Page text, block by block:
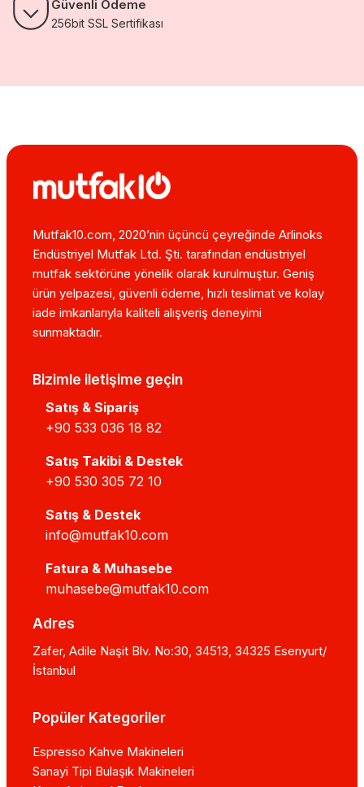
Güvenli Ödeme
256bit SSL Sertifikası
Mutfak10.com, 2020’nin üçüncü çeyreğinde Arlinoks
Endüstriyel Mutfak Ltd. Şti. tarafından endüstriyel
mutfak sektörüne yönelik olarak kurulmuştur. Geniş
ürün yelpazesi, güvenli ödeme, hızlı teslimat ve kolay
iade imkanlarıyla kaliteli alışveriş deneyimi
sunmaktadır.
Bizimle iletişime geçin
Satış & Sipariş
+90 533 036 18 82
Satış Takibi & Destek
+90 530 305 72 10
Satış & Destek
info@mutfak10.com
Fatura & Muhasebe
muhasebe@mutfak10.com
Adres
Zafer, Adile Naşit Blv. No:30, 34513, 34325 Esenyurt/
İstanbul
Popüler Kategoriler
Espresso Kahve Makineleri
Sanayi Tipi Bulaşık Makineleri